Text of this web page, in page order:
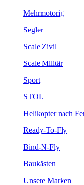
Mehrmotorig
Segler
Scale Zivil
Scale Militär
Sport
STOL
Helikopter nach
Ready-To-Fly
Bind-N-Fly
Baukästen
Unsere Marken